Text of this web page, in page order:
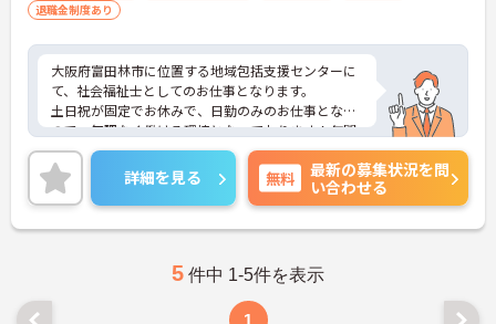
退職金制度あり
大阪府富田林市に位置する地域包括支援センターに
て、社会福祉士としてのお仕事となります。
土日祝が固定でお休みで、日勤のみのお仕事となる
ので、無理なく働ける環境となっております！年間
休日125日と豊富にあるので、プライベートの充実
もできます◎
ご興味ある方は面接ポイントをお伝えしますので、
お気軽にお問い合わせください♪
詳細を見る 無料
最新の募集状況を問
い合わせる
5 件中 1-5件を表示